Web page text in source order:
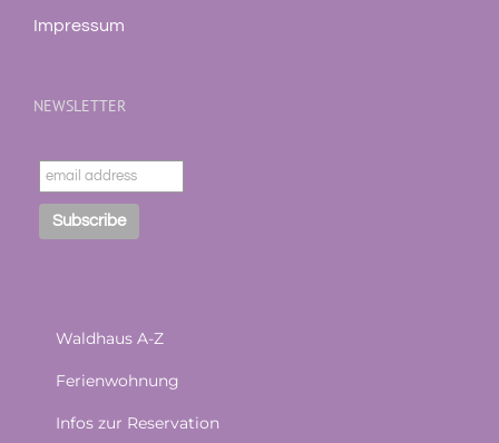
Impressum
NEWSLETTER
Waldhaus A-Z
Ferienwohnung
Infos zur Reservation